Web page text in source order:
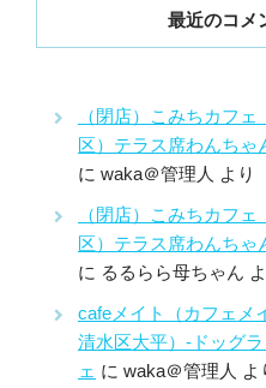
最近のコメ
（閉店）こみちカフ
区）テラス席わんちゃ
に waka＠管理人 より
（閉店）こみちカフ
区）テラス席わんちゃ
に るるらら母ちゃん
cafeメイト（カフェメ
清水区大平）-ドッグ
ェ に waka＠管理人 よ